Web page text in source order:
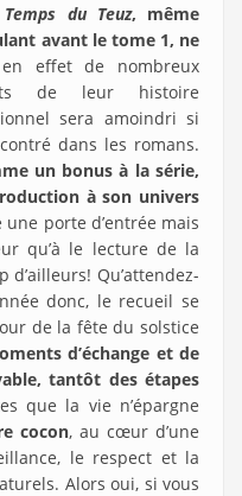
Temps du Teuz, même
avant le tome 1, ne
effet de nombreux
de leur histoire
sera amoindri si
dans les romans.
un bonus à la série,
à son univers
porte d’entrée mais
qu’à le lecture de la
Qu’attendez-
donc, le recueil se
de la fête du solstice
d’échange et de
tantôt des étapes
que la vie n’épargne
cocon, au cœur d’une
le respect et la
Alors oui, si vous